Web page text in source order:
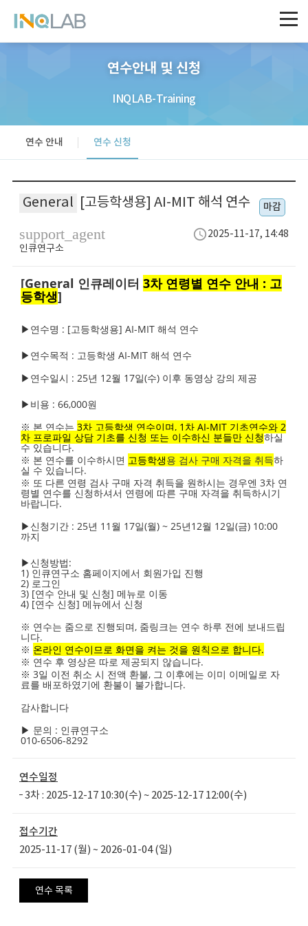
연수안내 및 신청
INQLAB-Training
연수 안내 연수 신청
General [고등학생용] AI-MIT 해석 연수 마감
support_agent
인큐연구소
schedule2025-11-17, 14:48
[General 인큐레이터 3차 연령별 연수 안내 : 고
등학생]
▶연수명 : [고등학생용] AI-MIT 해석 연수
▶연수목적 : 고등학생 AI-MIT 해석 연수
▶연수일시 : 25년 12월 17일(수) 이후 동영상 강의 제공
▶비용 : 66,000원
※ 본 연수는 3차 고등학생 연수이며, 1차 AI-MIT 기초연수와 2
차 프로파일 상담 기초를 신청 또는 이수하신 분들만 신청하실
수 있습니다.
※ 본 연수를 이수하시면 고등학생용 검사 구매 자격을 취득하
실 수 있습니다.
※ 또 다른 연령 검사 구매 자격 취득을 원하시는 경우엔 3차 연
령별 연수를 신청하셔서 연령에 따른 구매 자격을 취득하시기
바랍니다.
▶신청기간 : 25년 11월 17일(월) ~ 25년12월 12일(금) 10:00
까지
▶신청방법:
1) 인큐연구소 홈페이지에서 회원가입 진행
2) 로그인
3) [연수 안내 및 신청] 메뉴로 이동
4) [연수 신청] 메뉴에서 신청
※ 연수는 줌으로 진행되며, 줌링크는 연수 하루 전에 보내드립
니다.
※ 온라인 연수이므로 화면을 켜는 것을 원칙으로 합니다.
※ 연수 후 영상은 따로 제공되지 않습니다.
※ 3일 이전 취소 시 전액 환불, 그 이후에는 이미 이메일로 자
료를 배포하였기에 환불이 불가합니다.
감사합니다
▶ 문의 : 인큐연구소
010-6506-8292
연수일정
3차 : 2025-12-17 10:30(수) ~ 2025-12-17 12:00(수)
접수기간
2025-11-17 (월) ~ 2026-01-04 (일)
연수 목록